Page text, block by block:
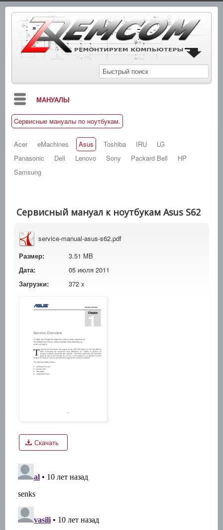
МАНУАЛЫ
БЛОГ
СХЕМЫ
СПРАВОЧНИКИ
ПОИСК
Cервисные мануалы по ноутбукам.
Acer eMachines Asus Toshiba IRU
LG
Panasonic
Dell Lenovo Sony Packard Bell
HP
Samsung
Сервисный мануал к ноутбукам Asus S62
service-manual-asus-s62.pdf
Размер:
3.51 MB
Дата:
05 июля 2011
Загрузки:
372 x
Скачать